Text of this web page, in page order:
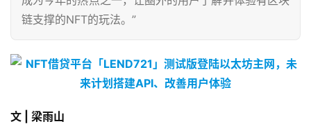
链支撑的NFT的玩法。”
文 | 梁雨山